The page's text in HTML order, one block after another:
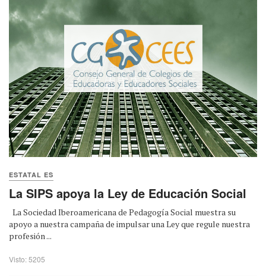
ESTATAL ES
La SIPS apoya la Ley de Educación Social
La Sociedad Iberoamericana de Pedagogía Social muestra su
apoyo a nuestra campaña de impulsar una Ley que regule nuestra
profesión ...
Visto: 5205